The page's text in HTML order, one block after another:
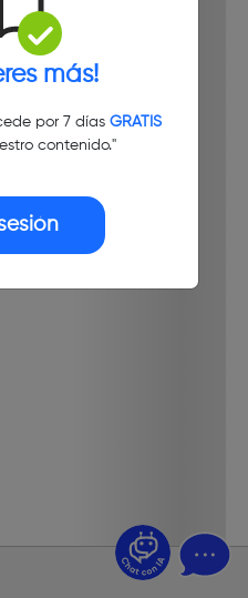
más!
por 7 días GRATIS
contenido."